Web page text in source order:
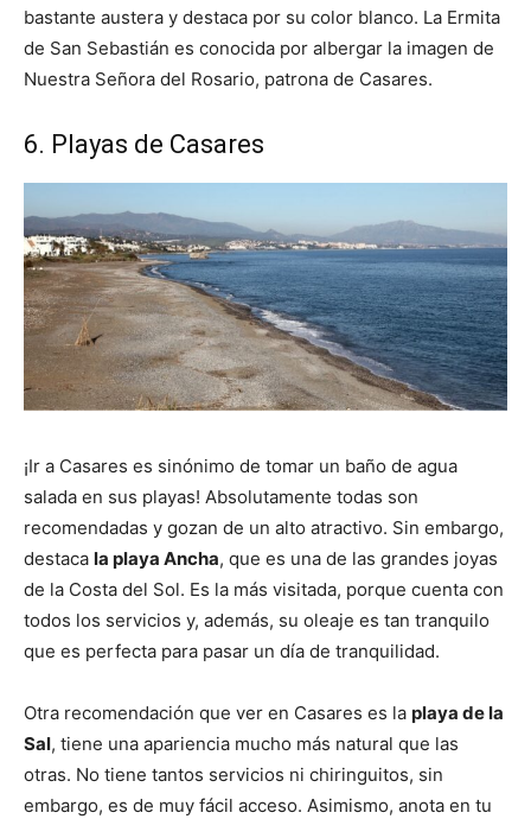
bastante austera y destaca por su color blanco. La Ermita
de San Sebastián es conocida por albergar la imagen de
Nuestra Señora del Rosario, patrona de Casares.
6. Playas de Casares
¡Ir a Casares es sinónimo de tomar un baño de agua
salada en sus playas! Absolutamente todas son
recomendadas y gozan de un alto atractivo. Sin embargo,
destaca la playa Ancha, que es una de las grandes joyas
de la Costa del Sol. Es la más visitada, porque cuenta con
todos los servicios y, además, su oleaje es tan tranquilo
que es perfecta para pasar un día de tranquilidad.
Otra recomendación que ver en Casares es la playa de la
Sal, tiene una apariencia mucho más natural que las
otras. No tiene tantos servicios ni chiringuitos, sin
embargo, es de muy fácil acceso. Asimismo, anota en tu